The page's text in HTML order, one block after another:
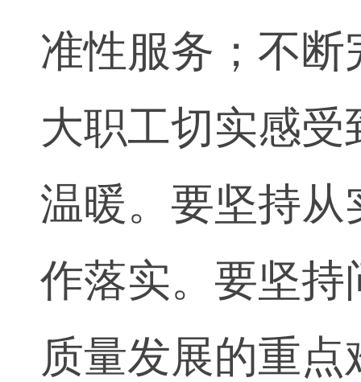
准性服务；不
大职工切实感
温暖。要坚持
作落实。要坚
质量发展的重